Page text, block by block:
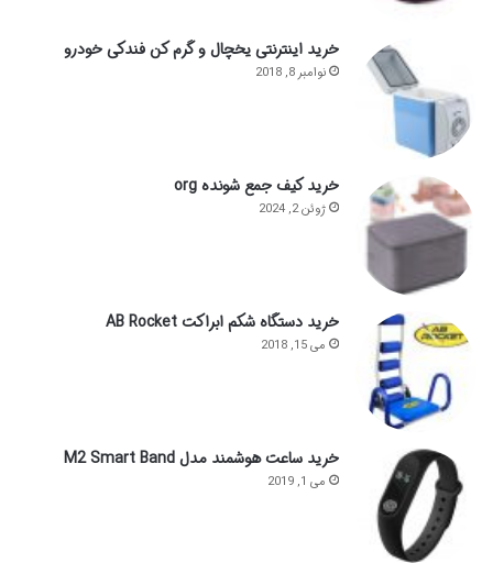
خرید اینترنتی یخچال و گرم کن فندکی خودرو
نوامبر 8, 2018
خرید کیف جمع شونده org
ژوئن 2, 2024
خرید دستگاه شکم ابراکت AB Rocket
می 15, 2018
خرید ساعت هوشمند مدل M2 Smart Band
می 1, 2019